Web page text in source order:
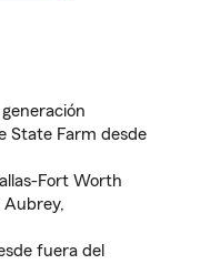
State Farm desde
Fort Worth
Aubrey,
fuera del